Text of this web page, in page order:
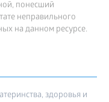
понесший
неправильного
на данном ресурсе.
здоровья и